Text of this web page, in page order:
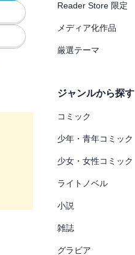
Reader Store 限定
メディア化作品
厳選テーマ
ジャンルから探す
コミック
少年・青年コミック
少女・女性コミック
ライトノベル
小説
雑誌
グラビア